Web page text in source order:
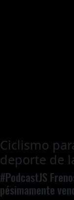
Ciclismo
deporte de
#PodcastJS
pésimamente